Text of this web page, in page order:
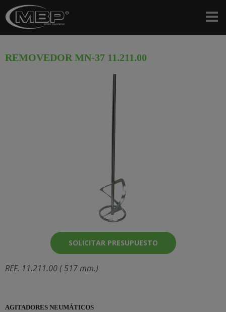
REMOVEDOR MN-37 11.211.00
SOLICITAR PRESUPUESTO
REF. 11.211.00 ( 517 mm.)
AGITADORES NEUMÁTICOS